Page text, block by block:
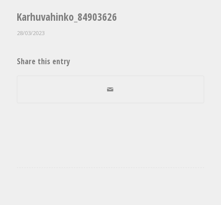
Karhuvahinko_84903626
28/03/2023
Share this entry